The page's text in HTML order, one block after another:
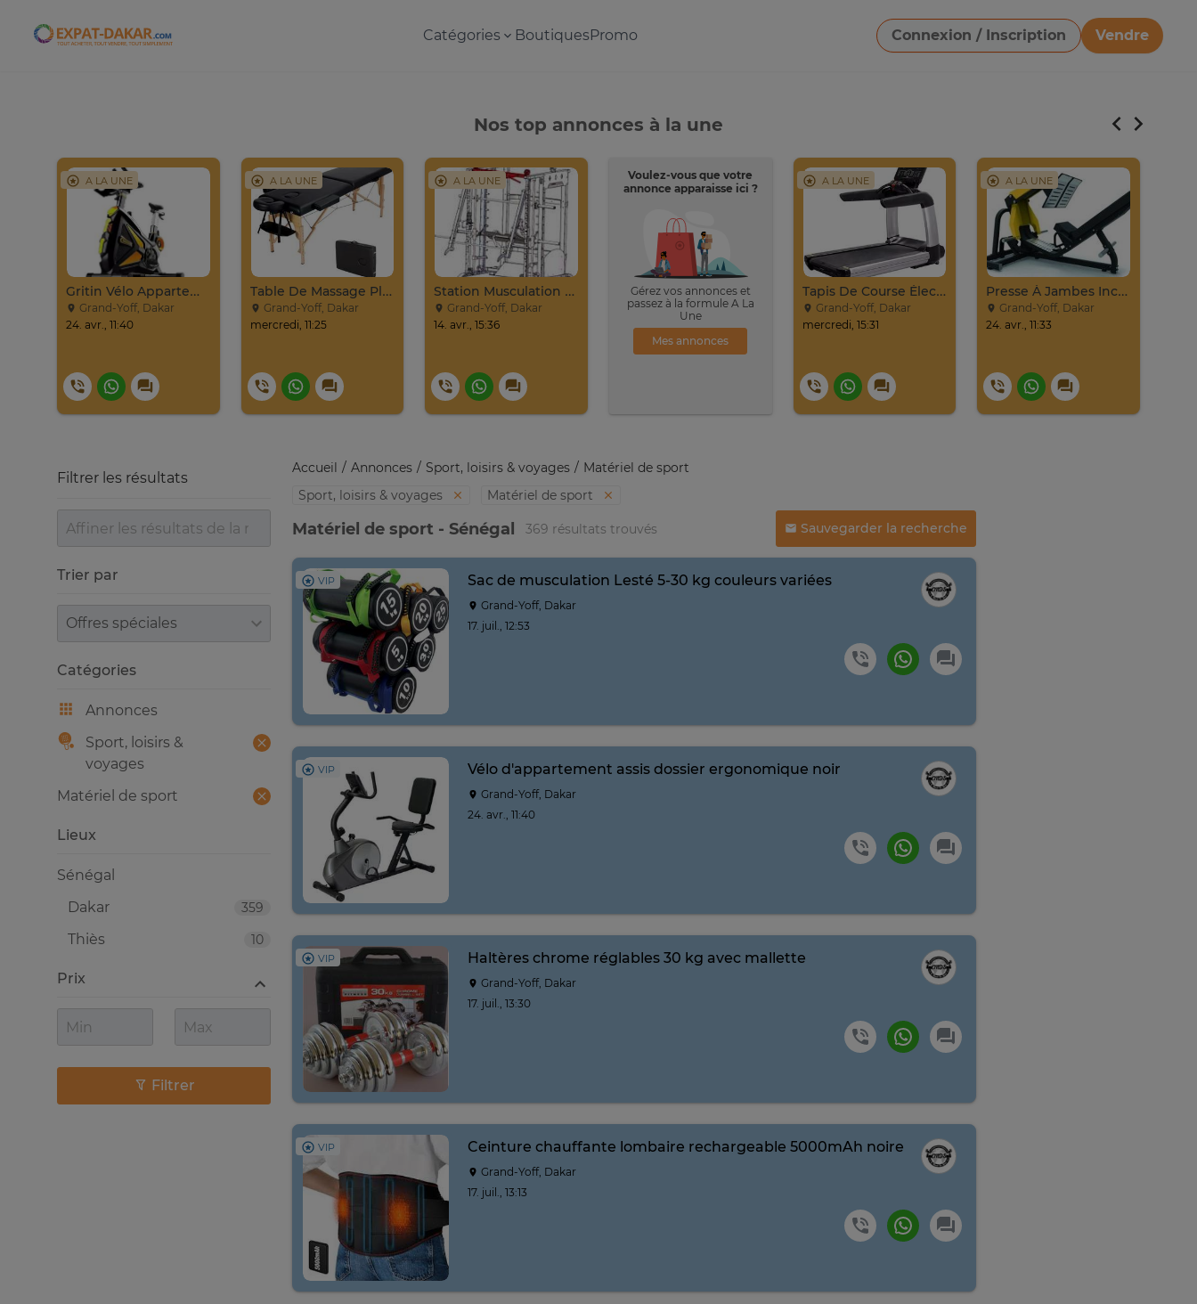
Expat-Dakar Catégories BoutiquesPromo Connexion / Inscription
Vendre
Télécharger une image
Nos top annonces à la une
A LA UNE
Gritin Vélo Appartement Noir Orange Réglable
Grand-Yoff, Dakar
24. avr., 11:40
A LA UNE
Table De Massage Pliante Bois Avec Accessoires Noirs
Grand-Yoff, Dakar
mercredi, 11:25
A LA UNE
Station Musculation Multifonctions Acier Gris Et Rouge
Grand-Yoff, Dakar
14. avr., 15:36
Voulez-vous que votre
annonce apparaisse ici ?
Gérez vos annonces et
passez à la formule A La
Une
Mes annonces
A LA UNE
Tapis De Course Électrique
Grand-Yoff, Dakar
mercredi, 15:31
A LA UNE
Presse À Jambes Inclinée Noire Et Jaune Fitness
Grand-Yoff, Dakar
24. avr., 11:33
Accueil Annonces Sport, loisirs & voyages
Matériel de sport
Sport, loisirs & voyages
Matériel de sport
Matériel de sport - Sénégal 369 résultats trouvés Sauvegarder la recherche
VIP Sac de musculation Lesté 5-30 kg couleurs variées
Grand-Yoff, Dakar
17. juil., 12:53
VIP Vélo d'appartement assis dossier ergonomique noir
Grand-Yoff, Dakar
24. avr., 11:40
VIP Haltères chrome réglables 30 kg avec mallette
Grand-Yoff, Dakar
17. juil., 13:30
VIP Ceinture chauffante lombaire rechargeable 5000mAh noire
Grand-Yoff, Dakar
17. juil., 13:13
Filtrer les résultats
Trier par
Trier par
Catégories
Annonces
Sport, loisirs &
voyages
Matériel de sport
Lieux
Sénégal
359
Dakar
10
Thiès
Prix
Filtrer